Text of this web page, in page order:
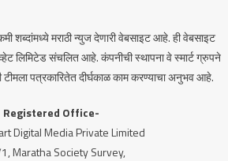
शब्दांमध्ये मराठी न्युज देणारी वेबसाइट आहे. ही वेबसाइट
लिमिटेड संचलित आहे. कंपनीची स्थापना वे स्मार्ट ग्रुपने
पत्रकारितेत दीर्घकाळ काम करण्याचा अनुभव आहे.
Registered Office-
Digital Media Private Limited
Maratha Society Survey,